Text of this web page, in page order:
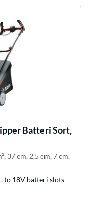
Batteri Sort,
37 cm, 2,5 cm, 7 cm,
to 18V batteri slots